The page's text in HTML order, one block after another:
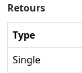
Retours
Type
Single